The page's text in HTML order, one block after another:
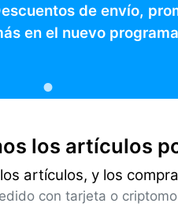
de envío,
en el nuevo
los artículos
artículos, y los
con tarjeta o